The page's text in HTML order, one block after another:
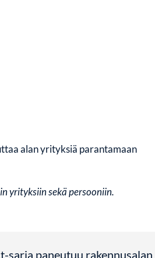
alan yrityksiä parantamaan
yrityksiin sekä persooniin.
sarja paneutuu rakennusalan